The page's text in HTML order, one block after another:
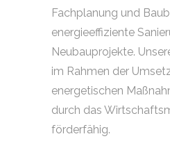
Fachplanung und
energieeffiziente
Neubauprojekte.
im Rahmen der
energetischen
durch das
förderfähig.